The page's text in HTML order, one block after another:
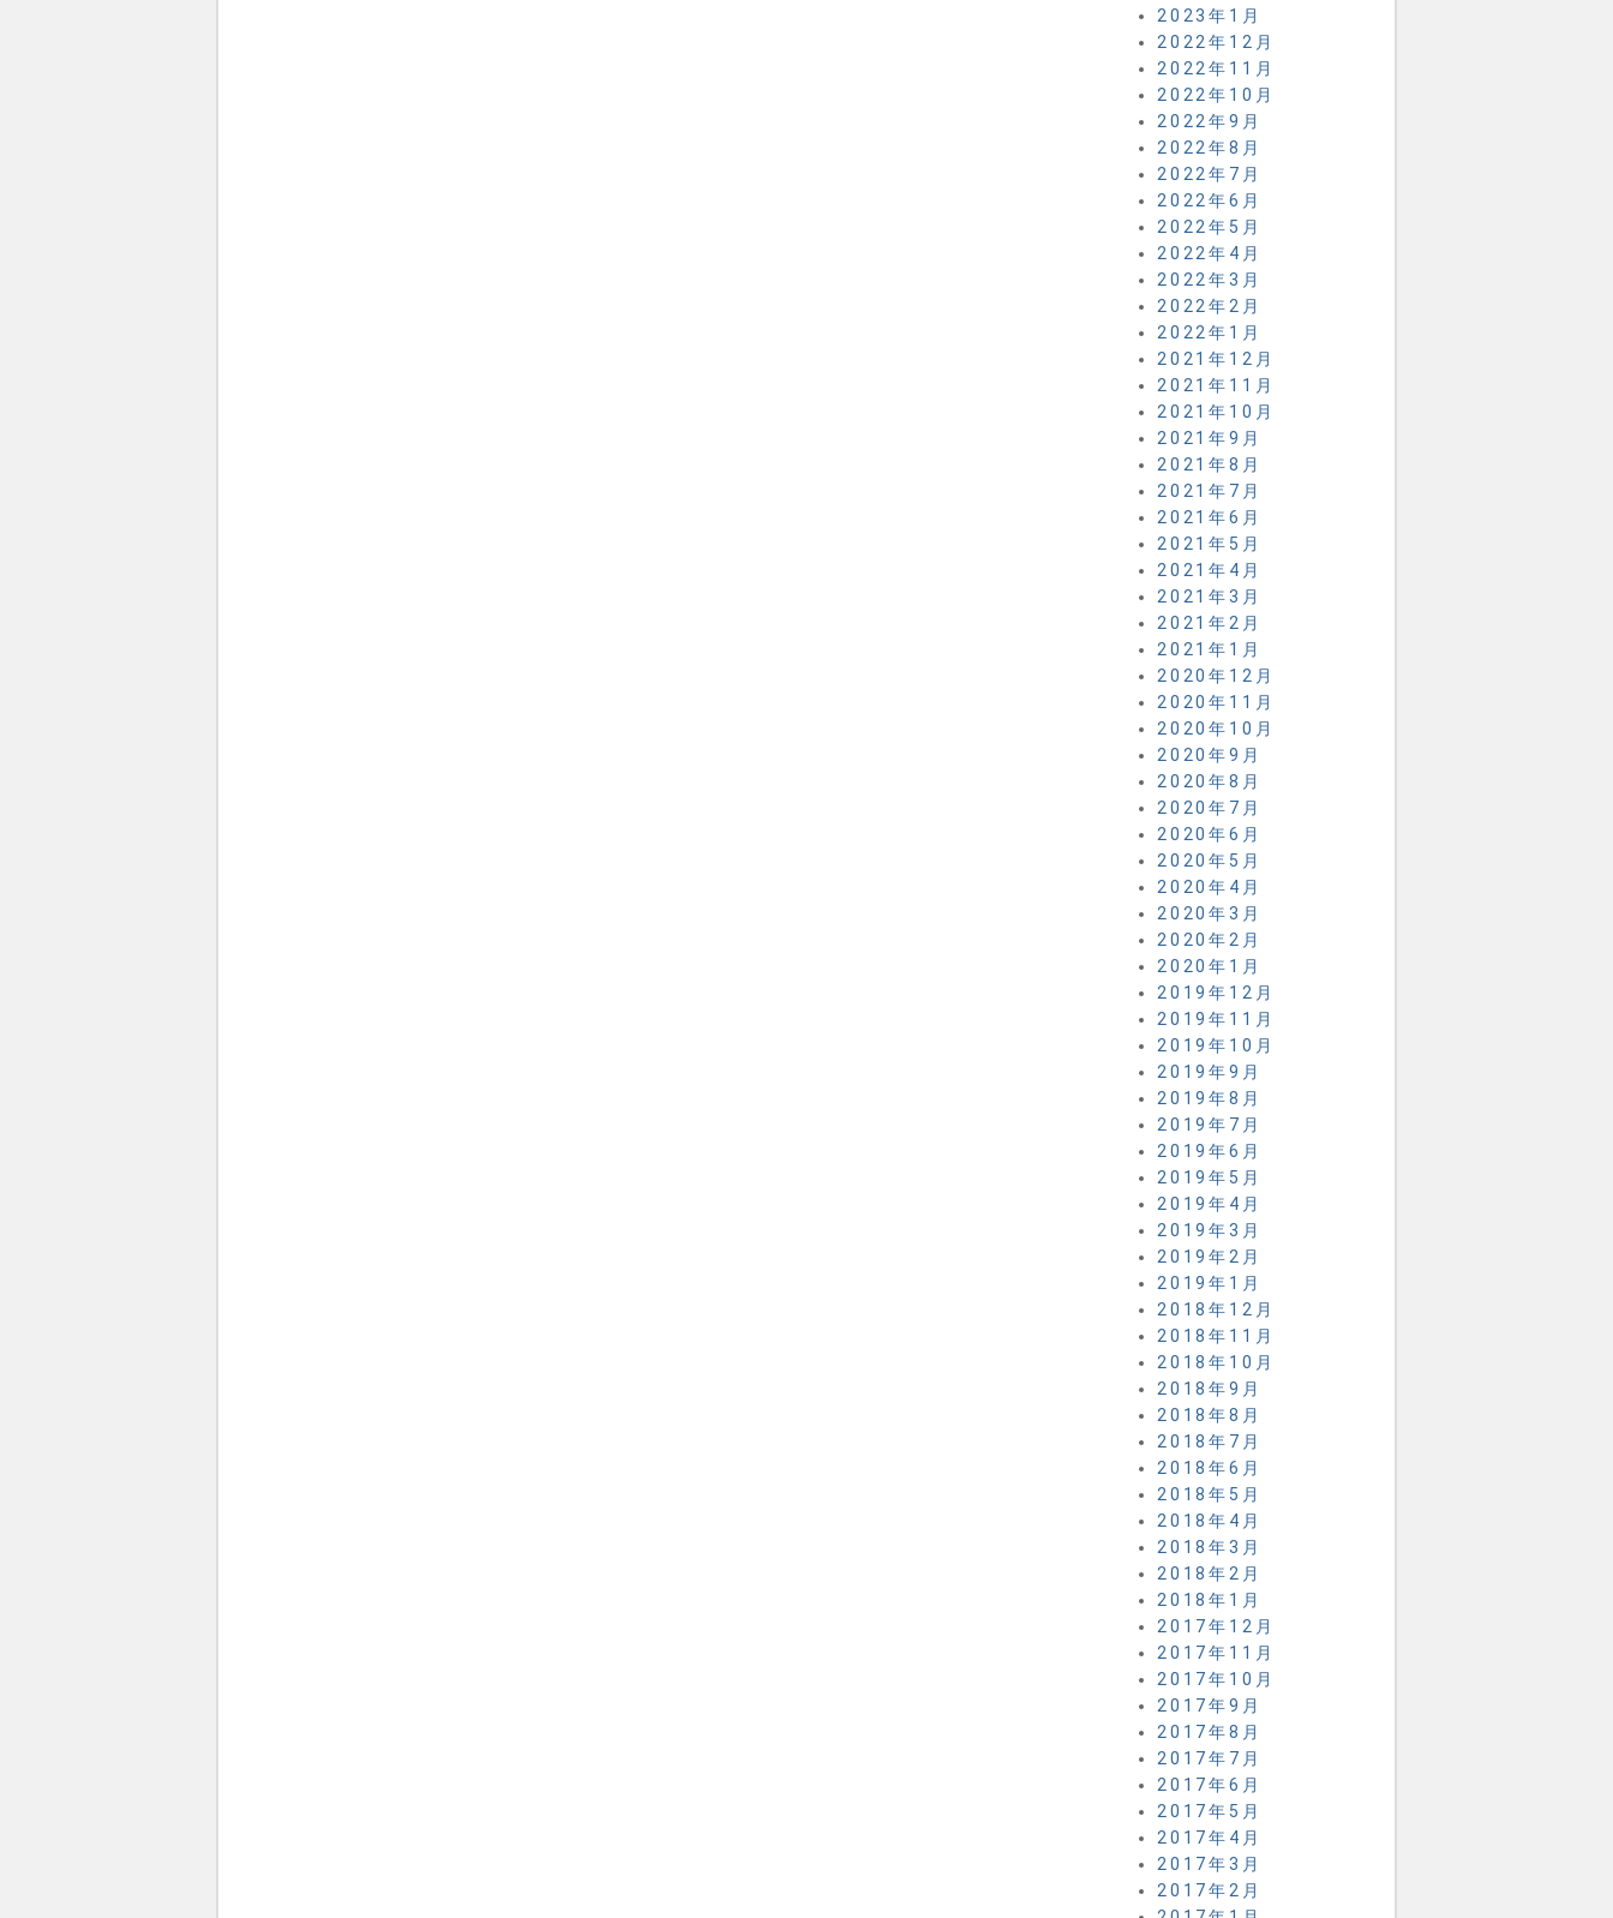
2023年1月
2022年12月
2022年11月
2022年10月
2022年9月
2022年8月
2022年7月
2022年6月
2022年5月
2022年4月
2022年3月
2022年2月
2022年1月
2021年12月
2021年11月
2021年10月
2021年9月
2021年8月
2021年7月
2021年6月
2021年5月
2021年4月
2021年3月
2021年2月
2021年1月
2020年12月
2020年11月
2020年10月
2020年9月
2020年8月
2020年7月
2020年6月
2020年5月
2020年4月
2020年3月
2020年2月
2020年1月
2019年12月
2019年11月
2019年10月
2019年9月
2019年8月
2019年7月
2019年6月
2019年5月
2019年4月
2019年3月
2019年2月
2019年1月
2018年12月
2018年11月
2018年10月
2018年9月
2018年8月
2018年7月
2018年6月
2018年5月
2018年4月
2018年3月
2018年2月
2018年1月
2017年12月
2017年11月
2017年10月
2017年9月
2017年8月
2017年7月
2017年6月
2017年5月
2017年4月
2017年3月
2017年2月